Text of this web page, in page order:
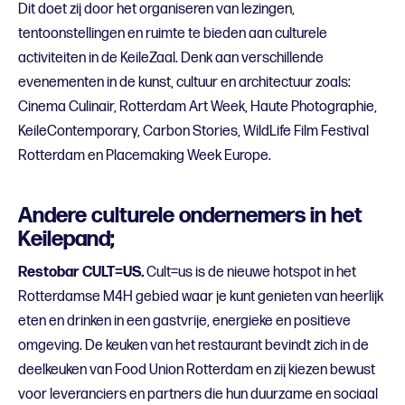
Dit doet zij door het organiseren van lezingen,
tentoonstellingen en ruimte te bieden aan culturele
activiteiten in de KeileZaal. Denk aan verschillende
evenementen in de kunst, cultuur en architectuur zoals:
Cinema Culinair, Rotterdam Art Week, Haute Photographie,
KeileContemporary, Carbon Stories, WildLife Film Festival
Rotterdam en Placemaking Week Europe.
Andere culturele ondernemers in het
Keilepand;
Restobar CULT=US.Cult=us is de nieuwe hotspot in het
Rotterdamse M4H gebied waar je kunt genieten van heerlijk
eten en drinken in een gastvrije, energieke en positieve
omgeving. De keuken van het restaurant bevindt zich in de
deelkeuken van Food Union Rotterdam en zij kiezen bewust
voor leveranciers en partners die hun duurzame en sociaal